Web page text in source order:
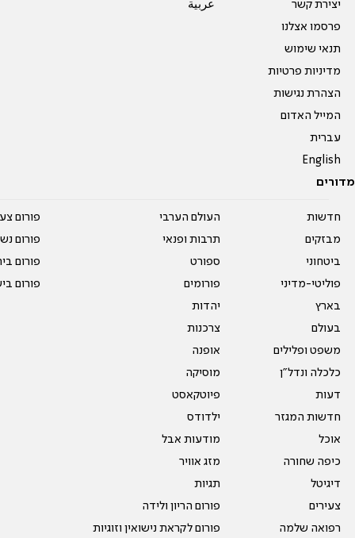
יצירת קשר
פרסמו אצלנו
תנאי שימוש
מדיניות פרטיות
הצהרת נגישות
המייל האדום
עברית
English
عربية
מדורים
חדשות
מבזקים
ביטחוני
פוליטי-מדיני
בארץ
בעולם
משפט ופלילים
כלכלה ונדל"ן
דעות
חדשות המגזר
אוכל
כיפה שחורה
דיגיטל
צעירים
רפואה שלמה
העולם הערבי
תרבות ופנאי
ספורט
פורומים
יהדות
צרכנות
אופנה
מוסיקה
פיוטקאסט
ילדודס
מודעות אבל
מזג אוויר
תגיות
פורום הריון ולידה
פורום לקראת נישואין וזוגיות
פורום
פורום
פורום
פורום